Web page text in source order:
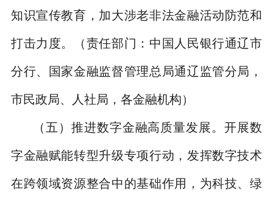
知识宣传教育，加大涉老非法金融活动防范和
打击力度。 （责任部门：中国人民银行通辽市
分行、国家金融监督管理总局通辽监管分局，
市民政局、人社局，各金融机构）
（五）推进数字金融高质量发展。开展数
字金融赋能转型升级专项行动，发挥数字技术
在跨领域资源整合中的基础作用，为科技、绿